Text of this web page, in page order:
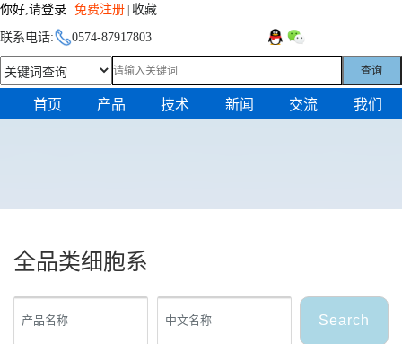
你好,请登录 免费注册 收藏
联系电话: 0574-87917803
查询
首页 产品 技术 新闻 交流 我们
全品类细胞系
Search